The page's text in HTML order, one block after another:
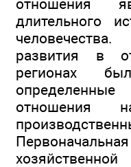
отношения
длительного
развития в
регионах
отношения